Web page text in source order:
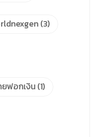
(3)
ฟอกเงิน(1)